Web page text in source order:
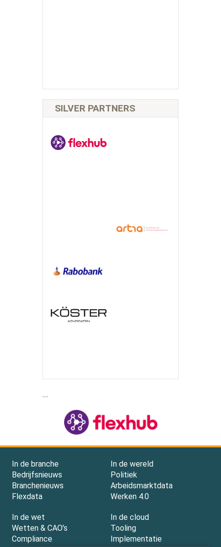
SILVER PARTNERS
....
In de branche
Bedrijfsnieuws
Branchenieuws
Flexdata
In de wereld
Politiek
Arbeidsmarktdata
Werken 4.0
In de wet
Wetten & CAO’s
Compliance
In de cloud
Tooling
Implementatie